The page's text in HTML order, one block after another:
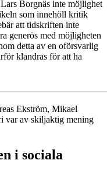
Borgnäs inte möjlighet
som innehöll kritik
att tidskriften inte
generös med möjligheten
detta av en oförsvarlig
klandras för att ha
Ekström, Mikael
var av skiljaktig mening
i sociala